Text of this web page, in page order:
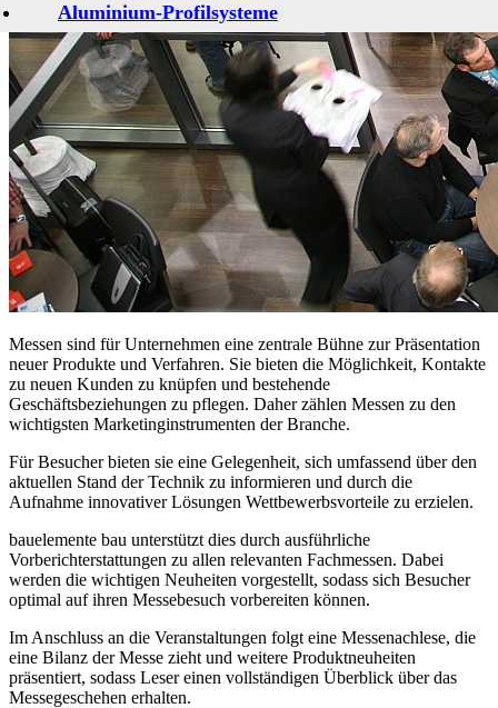
Aluminium-Profilsysteme
Antriebe und Steuerungen
Architekturverglasungen
Beschläge für Fenster und Türen
Holzfenster-Hersteller
Institute, Verbände, Gütegemeinschaten
Kleben, Dichten, Montieren
Kunststofffenster-Hersteller
Kunststoff-Profilsysteme
Marktübersichten
Maschinen zur Alu- und PVC-Profilbearbeitung
Maschinen zur Holzfensterfertigung
Messen und Veranstaltungen
Software für den Einsatz im Fensterbau und -
Sonnen- und Sichtschutzsysteme
Abonnement
Service
Messen sind für Unternehmen eine zentrale Bühne zur Präsentation
neuer Produkte und Verfahren. Sie bieten die Möglichkeit, Kontakte
zu neuen Kunden zu knüpfen und bestehende
Geschäftsbeziehungen zu pflegen. Daher zählen Messen zu den
wichtigsten Marketinginstrumenten der Branche.
Für Besucher bieten sie eine Gelegenheit, sich umfassend über den
aktuellen Stand der Technik zu informieren und durch die
Aufnahme innovativer Lösungen Wettbewerbsvorteile zu erzielen.
bauelemente bau unterstützt dies durch ausführliche
Vorberichterstattungen zu allen relevanten Fachmessen. Dabei
werden die wichtigen Neuheiten vorgestellt, sodass sich Besucher
optimal auf ihren Messebesuch vorbereiten können.
Im Anschluss an die Veranstaltungen folgt eine Messenachlese, die
eine Bilanz der Messe zieht und weitere Produktneuheiten
präsentiert, sodass Leser einen vollständigen Überblick über das
Messegeschehen erhalten.